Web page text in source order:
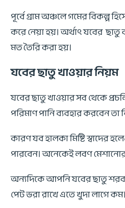
পূর্বে গ্রাম অঞ্চলে গমের বিকল্প
করে নেয়া হয়। অর্থাৎ যবের
মত তৈরি করা হয়।
যবের ছাতু খাওয়ার নিয়ম
যবের ছাতু খাওয়ার সব থেকে
পরিমাণ পানি ব্যবহার করবেন
কারণ যব হালকা মিষ্টি স্বাদের
পারবেন। অনেকেই লবণ মেশানোর
অন্যদিকে আপনি যবের ছাতু
পেট ভরা রাখে এতে খুদা লাগে